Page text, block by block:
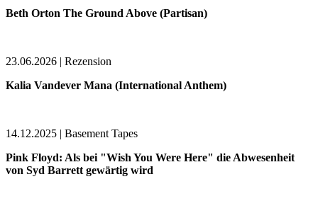
Beth Orton The Ground Above (Partisan)
23.06.2026 | Rezension
Kalia Vandever Mana (International Anthem)
14.12.2025 | Basement Tapes
Pink Floyd: Als bei "Wish You Were Here" die Abwesenheit
von Syd Barrett gewärtig wird